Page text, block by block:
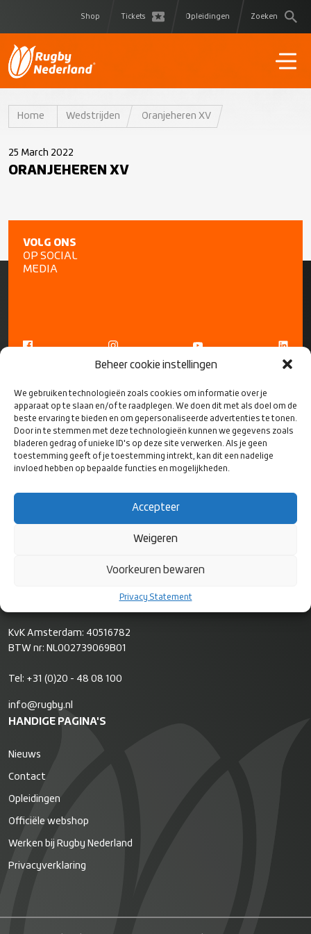
Beheer cookie instellingen
We gebruiken technologieën zoals cookies om informatie over je
apparaat op te slaan en/of te raadplegen. We doen dit met als doel om de
beste ervaring te bieden en om gepersonaliseerde advertenties te tonen.
Door in te stemmen met deze technologieën kunnen we gegevens zoals
bladeren gedrag of unieke ID's op deze site verwerken. Als je geen
toestemming geeft of je toestemming intrekt, kan dit een nadelige
invloed hebben op bepaalde functies en mogelijkheden.
Accepteer
Weigeren
Voorkeuren bewaren
Privacy Statement
Shop Tickets Opleidingen Zoeken
Home Wedstrijden Oranjeheren XV
25 March 2022
ORANJEHEREN XV
VOLG ONS
OP SOCIAL
MEDIA
CONTACT
KvK Amsterdam: 40516782
BTW nr: NL002739069B01
Tel: +31 (0)20 - 48 08 100
info@rugby.nl
HANDIGE PAGINA'S
Nieuws
Contact
Opleidingen
Officiële webshop
Werken bij Rugby Nederland
Privacyverklaring